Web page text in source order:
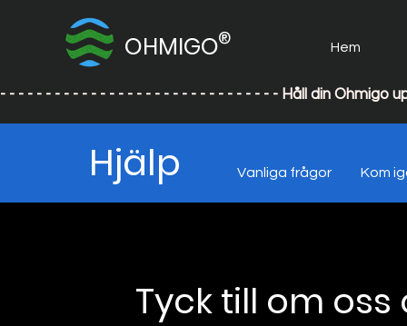
OHMIGO® Hem
- - - - - - - - - - - - - - - - - - - - - - - - - - - - - - - Håll din
Hjälp Vanliga frågor Kom
Tyck till om